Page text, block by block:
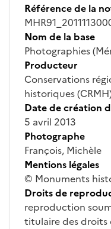
Référence de la
Nom de la base
Photographies
Producteur
Conservations
historiques
Date de création
5 avril 2013
Photographe
François, Michèle
Mentions légales
© Monuments
Droits de
reproduction
titulaire des